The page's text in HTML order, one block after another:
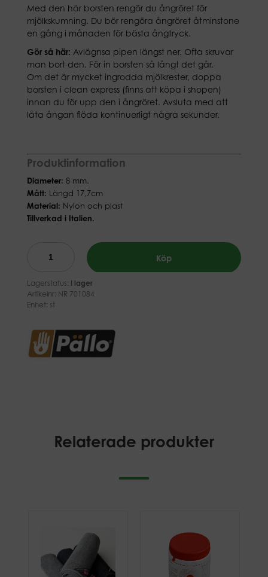
Med den här borsten rengör du ångröret för
mjölkskumning. Du bör rengöra ångröret åtminstone
en gång i månaden för bästa ångtryck.
Gör så här: Avlägnsa pipen längst ner. Ofta skruvar
man bort den. För in borsten så långt det går.
Om det är mycket ingrodda mjölkrester, doppa
borsten i clean express (finns att köpa i shopen)
innan du för upp den i ångröret. Avsluta med att
låta ångan flöda kontinuerligt några sekunder.
Produktinformation
Diameter: 8 mm.
Mått: Längd 17,7cm
Material: Nylon och plast
Tillverkad i Italien.
Köp
Lagerstatus: I lager
Artikelnr: NR 701084
Enhet: st
Relaterade produkter